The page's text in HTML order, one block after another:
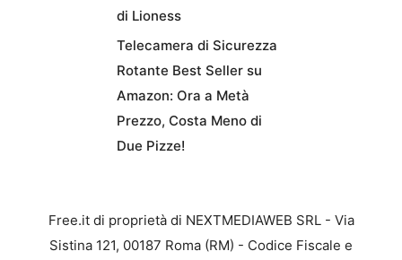
di Lioness
Telecamera di Sicurezza
Rotante Best Seller su
Amazon: Ora a Metà
Prezzo, Costa Meno di
Due Pizze!
Free.it di proprietà di NEXTMEDIAWEB SRL - Via
Sistina 121, 00187 Roma (RM) - Codice Fiscale e